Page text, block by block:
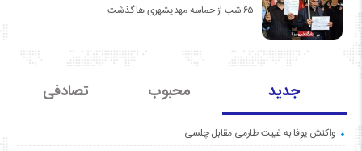
۶۵ شب از حماسه مهدیشهری ها گذشت
جدید محبوب تصادفی
واکنش یوفا به غیبت طارمی مقابل چلسی